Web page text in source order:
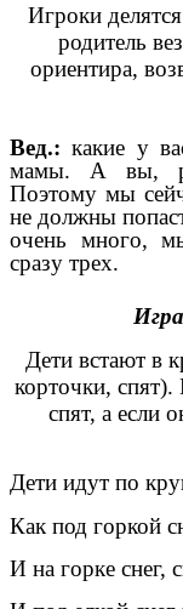
Игроки
родитель
ориентира,
Вед.: какие у
мамы. А вы,
Поэтому мы
не должны
очень много,
сразу трех.
Дети встают в
корточки,
спят, а если
Дети идут по
Как под горкой
И на горке снег,